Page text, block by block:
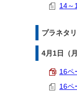
14～
プラネタ
4月1日（
16ペ
16ペ